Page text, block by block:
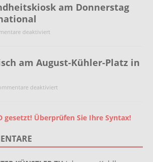
am Donnerstag
deaktiviert
am August-Kühler-Platz in
deaktiviert
gesetzt! Überprüfen Sie Ihre Syntax!